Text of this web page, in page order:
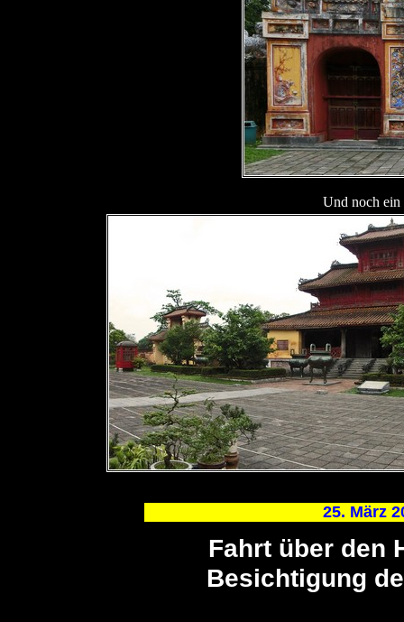
Und noch ein
25. März
Fahrt über den
Besichtigung